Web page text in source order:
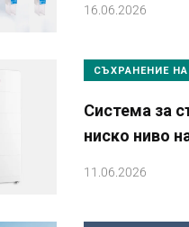
16.06.2026
СЪХРАНЕНИЕ
Система за
ниско ниво
11.06.2026